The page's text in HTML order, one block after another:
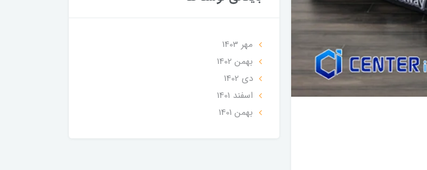
مهر 1403
بهمن 1402
دی 1402
اسفند 1401
بهمن 1401